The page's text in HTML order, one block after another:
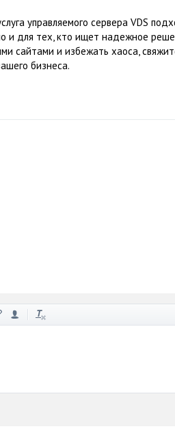
управляемого сервера VDS
и для тех, кто ищет надежное
сайтами и избежать хаоса,
бизнеса.
-